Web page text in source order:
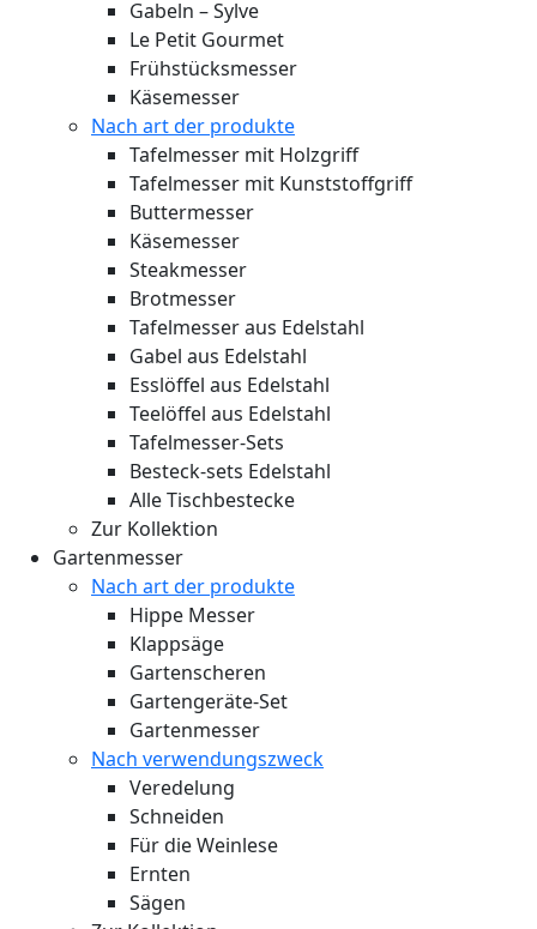
Gabeln – Sylve
Le Petit Gourmet
Frühstücksmesser
Käsemesser
Nach art der produkte
Tafelmesser mit Holzgriff
Tafelmesser mit Kunststoffgriff
Buttermesser
Käsemesser
Steakmesser
Brotmesser
Tafelmesser aus Edelstahl
Gabel aus Edelstahl
Esslöffel aus Edelstahl
Teelöffel aus Edelstahl
Tafelmesser-Sets
Besteck-sets Edelstahl
Alle Tischbestecke
Zur Kollektion
Gartenmesser
Nach art der produkte
Hippe Messer
Klappsäge
Gartenscheren
Gartengeräte-Set
Gartenmesser
Nach verwendungszweck
Veredelung
Schneiden
Für die Weinlese
Ernten
Sägen